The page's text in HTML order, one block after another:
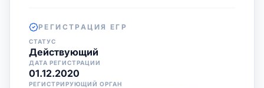
РЕГИСТРАЦИЯ ЕГР
СТАТУС
Действующий
ДАТА РЕГИСТРАЦИИ
01.12.2020
РЕГИСТРИРУЮЩИЙ ОРГАН